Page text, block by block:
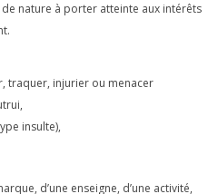
nature à porter atteinte aux intérêts
traquer, injurier ou menacer
insulte),
d’une enseigne, d’une activité,